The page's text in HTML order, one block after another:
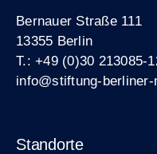
Bernauer Straße 111
13355 Berlin
T.: +49 (0)30 213085-
info@stiftung-berliner-
Standorte